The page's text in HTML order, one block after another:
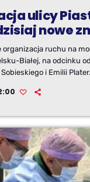
ulicy
nowe
organizacja ruchu na
Białej, na odcinku
i Emilii Plater.